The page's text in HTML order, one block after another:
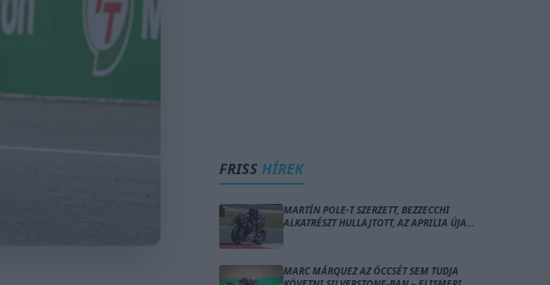
FRISS HÍREK
MARTÍN POLE-T SZERZETT, BEZZECCHI
ALKATRÉSZT HULLAJTOTT, AZ APRILIA ÚJABB
MARC MÁRQUEZ AZ ÖCCSÉT SEM TUDJA